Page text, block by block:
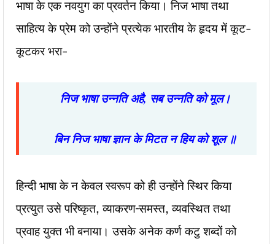
भाषा के एक नवयुग का प्रवर्तन किया। निज भाषा तथा
साहित्य के प्रेम को उन्होंने प्रत्येक भारतीय के हृदय में कूट-
कूटकर भरा-
निज भाषा उन्नति अहै, सब उन्नति को मूल।
बिन निज भाषा ज्ञान के मिटत न हिय को शूल ॥
हिन्दी भाषा के न केवल स्वरूप को ही उन्होंने स्थिर किया
प्रत्युत उसे परिष्कृत, व्याकरण–समस्त, व्यवस्थित तथा
प्रवाह युक्त भी बनाया। उसके अनेक कर्ण कटु शब्दों को